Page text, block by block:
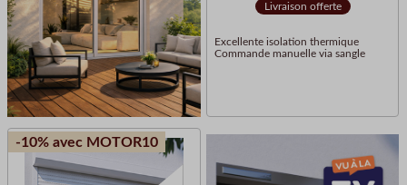
Livraison offerte
Excellente isolation thermique
Commande manuelle via sangle
-10% avec MOTOR10